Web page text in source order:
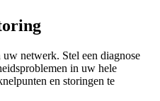
netwerk. Stel een diagnose
in uw hele
en storingen te